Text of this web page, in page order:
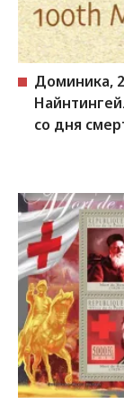
Доминика,
со дня